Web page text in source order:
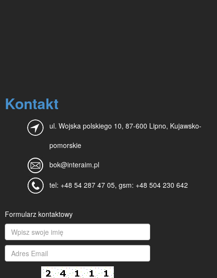
Kontakt
ul. Wojska polskiego 10, 87-600 Lipno, Kujawsko-
pomorskie
bok@interaim.pl
tel: +48 54 287 47 05, gsm: +48 504 230 642
Formularz kontaktowy